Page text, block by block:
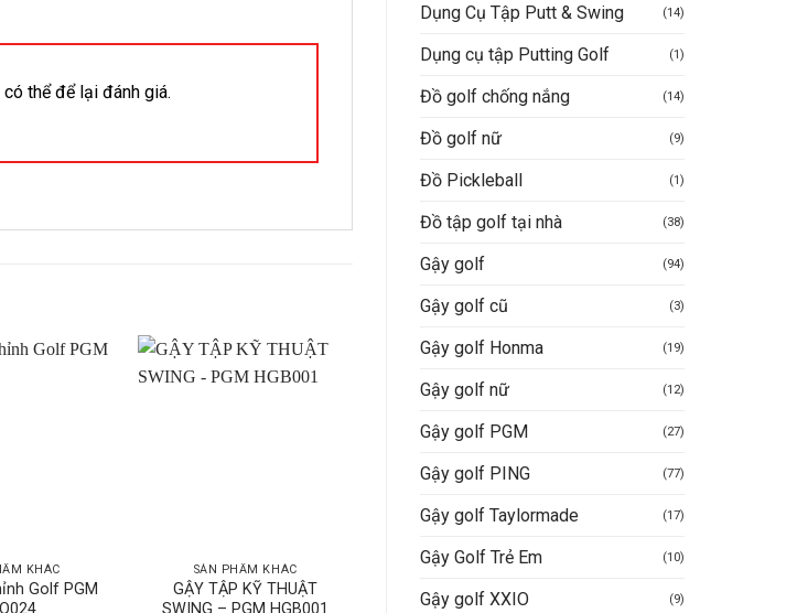
Dụng Cụ Tập Putt & Swing (14)
Dụng cụ tập Putting Golf (1)
Đồ golf chống nắng (14)
Đồ golf nữ (9)
Đồ Pickleball (1)
Đồ tập golf tại nhà (38)
Gậy golf (94)
Gậy golf cũ (3)
Gậy golf Honma (19)
Gậy golf nữ (12)
Gậy golf PGM (27)
Gậy golf PING (77)
Gậy golf Taylormade (17)
Gậy Golf Trẻ Em (10)
Gậy golf XXIO (9)
thể để lại đánh giá.
KHÁC
Golf PGM
SẢN PHẨM KHÁC
GẬY TẬP KỸ THUẬT
SWING – PGM HGB001
DỤNG CỤ TẬP PUTT & SWING
BỘ LƯỚI TẬP SWING GOLF
ZIGZAG – PGM LXW019
SẢN PHẨM KHÁC
Cup kỹ thuật Cúp kim
cao cấp đế phale Cao